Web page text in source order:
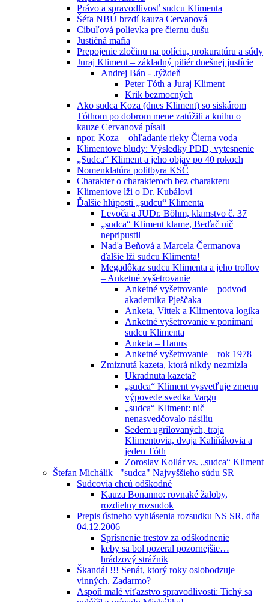
Právo a spravodlivosť sudcu Klimenta
Šéfa NBÚ brzdí kauza Cervanová
Cibuľová polievka pre čiernu dušu
Justičná mafia
Prepojenie zločinu na políciu, prokuratúru a súdy
Juraj Kliment – základný piliér dnešnej justície
Andrej Bán - .týždeň
Peter Tóth a Juraj Kliment
Krik bezmocných
Ako sudca Koza (dnes Kliment) so siskárom
Tóthom po dobrom mene zatúžili a knihu o
kauze Cervanová písali
npor. Koza – ohľadanie rieky Čierna voda
Klimentove bludy: Výsledky PDD, vytesnenie
„Sudca“ Kliment a jeho objav po 40 rokoch
Nomenklatúra politbyra KSČ
Charakter o charakteroch bez charakteru
Klimentove lži o Dr. Kubálovi
Ďalšie hlúposti „sudcu“ Klimenta
Levoča a JUDr. Böhm, klamstvo č. 37
„sudca“ Kliment klame, Beďač nič
nepripustil
Naďa Beňová a Marcela Čermanova –
ďalšie lži sudcu Klimenta!
Megadôkaz sudcu Klimenta a jeho trollov
– Anketné vyšetrovanie
Anketné vyšetrovanie – podvod
akademika Pješčaka
Anketa, Vittek a Klimentova logika
Anketné vyšetrovanie v ponímaní
sudcu Klimenta
Anketa – Hanus
Anketné vyšetrovanie – rok 1978
Zmiznutá kazeta, ktorá nikdy nezmizla
Ukradnuta kazeta?
„sudca“ Kliment vysvetľuje zmenu
výpovede svedka Vargu
„sudca“ Kliment: nič
nenasvedčovalo násiliu
Sedem ugrilovaných, traja
Klimentovia, dvaja Kaliňákovia a
jeden Tóth
Zoroslav Kollár vs. „sudca“ Kliment
Štefan Michálik –"sudca" Najvyššieho súdu SR
Sudcovia chcú odškodné
Kauza Bonanno: rovnaké žaloby,
rozdielny rozsudok
Prepis ústneho vyhlásenia rozsudku NS SR, dňa
04.12.2006
Sprísnenie trestov za odškodnenie
keby sa bol pozeral pozornejšie…
hrádzový strážnik
Škandál !!! Senát, ktorý roky oslobodzuje
vinných. Zadarmo?
Aspoň malé víťazstvo spravodlivosti: Tichý sa